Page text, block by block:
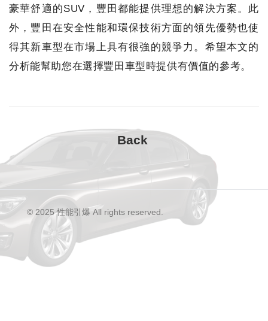
豪華舒適的SUV，豐田都能提供理想的解決方案。此
外，豐田在安全性能和環保技術方面的領先優勢也使
得其新車型在市場上具有很強的競爭力。希望本文的
分析能幫助您在選擇豐田車型時提供有價值的參考。
© 2025 性能引爆 All rights reserved.